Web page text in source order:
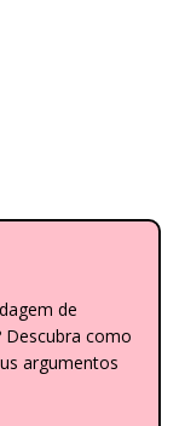
de
como
argumentos